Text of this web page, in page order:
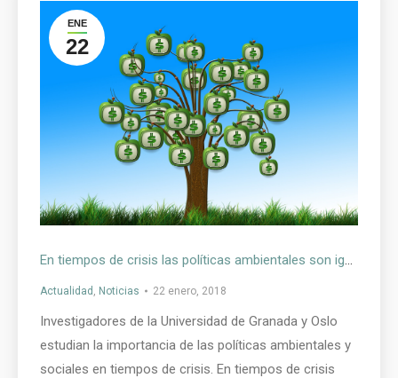
ENE
22
En tiempos de crisis las políticas ambientales son igual de importantes que las económicas
Actualidad Noticias 22 enero, 2018
Investigadores de la Universidad de Granada y Oslo
estudian la importancia de las políticas ambientales y
sociales en tiempos de crisis. En tiempos de crisis